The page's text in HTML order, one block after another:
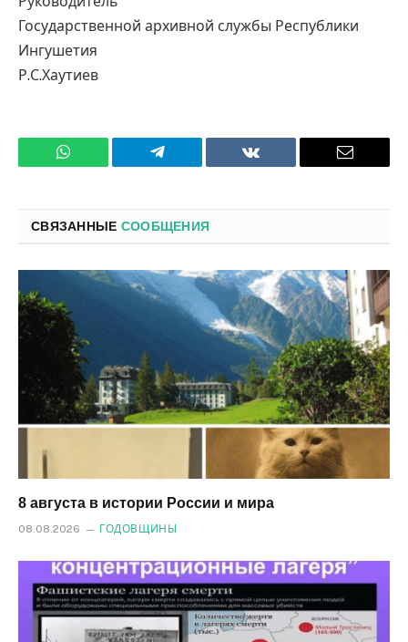
Государственной архивной службы Республики
Ингушетия
Р.С.Хаутиев
WhatsApp Телеграмм ВКонтакте
СВЯЗАННЫЕ СООБЩЕНИЯ
8 августа в истории России и мира
08.08.2026 ГОДОВЩИНЫ